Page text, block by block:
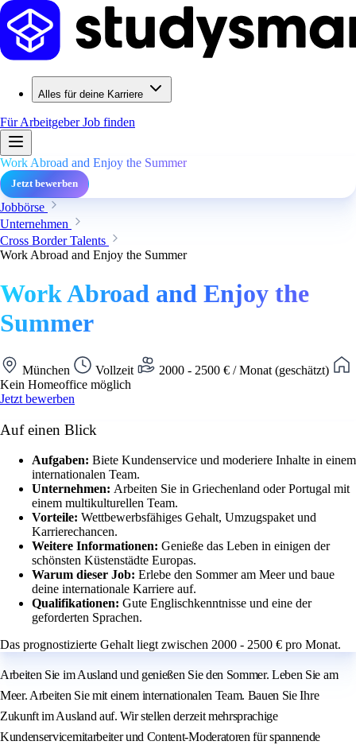
Alles für deine Karriere
Für ArbeitgeberJob finden
Work Abroad and Enjoy the Summer
Jetzt bewerben
Jobbörse
Unternehmen
Cross Border Talents
Work Abroad and Enjoy the Summer
Work Abroad and Enjoy the
Summer
München Vollzeit
2000 - 2500 € / Monat (geschätzt)
Kein Homeoffice möglich
Jetzt bewerben
Auf einen Blick
Aufgaben: Biete Kundenservice und moderiere Inhalte in einem
internationalen Team.
Unternehmen: Arbeiten Sie in Griechenland oder Portugal mit
einem multikulturellen Team.
Vorteile: Wettbewerbsfähiges Gehalt, Umzugspaket und
Karrierechancen.
Weitere Informationen: Genieße das Leben in einigen der
schönsten Küstenstädte Europas.
Warum dieser Job: Erlebe den Sommer am Meer und baue
deine internationale Karriere auf.
Qualifikationen: Gute Englischkenntnisse und eine der
geforderten Sprachen.
Das prognostizierte Gehalt liegt zwischen 2000 - 2500 € pro Monat.
Arbeiten Sie im Ausland und genießen Sie den Sommer. Leben Sie am
Meer. Arbeiten Sie mit einem internationalen Team. Bauen Sie Ihre
Zukunft im Ausland auf. Wir stellen derzeit mehrsprachige
Kundenservicemitarbeiter und Content-Moderatoren für spannende